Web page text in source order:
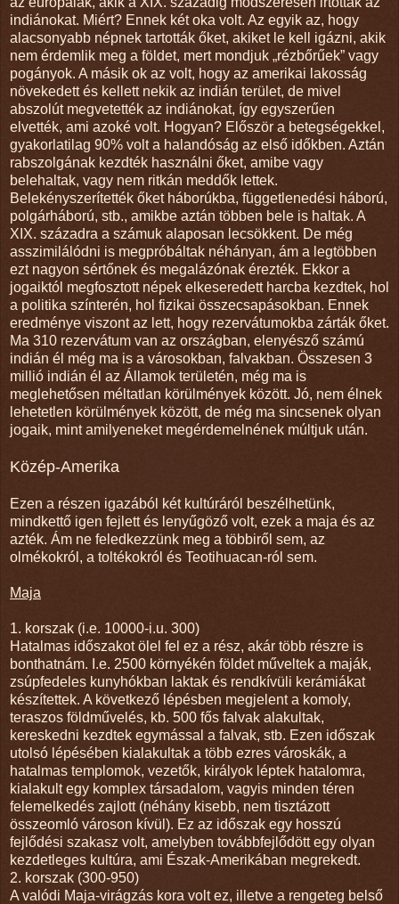
indiánokat. Miért? Ennek két oka volt. Az egyik az, hogy
alacsonyabb népnek tartották őket, akiket le kell igázni, akik
nem érdemlik meg a földet, mert mondjuk „rézbőrűek” vagy
pogányok. A másik ok az volt, hogy az amerikai lakosság
növekedett és kellett nekik az indián terület, de mivel
abszolút megvetették az indiánokat, így egyszerűen
elvették, ami azoké volt. Hogyan? Először a betegségekkel,
gyakorlatilag 90% volt a halandóság az első időkben. Aztán
rabszolgának kezdték használni őket, amibe vagy
belehaltak, vagy nem ritkán meddők lettek.
Belekényszerítették őket háborúkba, függetlenedési háború,
polgárháború, stb., amikbe aztán többen bele is haltak. A
XIX. századra a számuk alaposan lecsökkent. De még
asszimilálódni is megpróbáltak néhányan, ám a legtöbben
ezt nagyon sértőnek és megalázónak érezték. Ekkor a
jogaiktól megfosztott népek elkeseredett harcba kezdtek, hol
a politika színterén, hol fizikai összecsapásokban. Ennek
eredménye viszont az lett, hogy rezervátumokba zárták őket.
Ma 310 rezervátum van az országban, elenyésző számú
indián él még ma is a városokban, falvakban. Összesen 3
millió indián él az Államok területén, még ma is
meglehetősen méltatlan körülmények között. Jó, nem élnek
lehetetlen körülmények között, de még ma sincsenek olyan
jogaik, mint amilyeneket megérdemelnének múltjuk után.
Közép-Amerika
Ezen a részen igazából két kultúráról beszélhetünk,
mindkettő igen fejlett és lenyűgöző volt, ezek a maja és az
azték. Ám ne feledkezzünk meg a többiről sem, az
olmékokról, a toltékokról és Teotihuacan-ról sem.
Maja
1. korszak (i.e. 10000-i.u. 300)
Hatalmas időszakot ölel fel ez a rész, akár több részre is
bonthatnám. I.e. 2500 környékén földet műveltek a maják,
zsúpfedeles kunyhókban laktak és rendkívüli kerámiákat
készítettek. A következő lépésben megjelent a komoly,
teraszos földművelés, kb. 500 fős falvak alakultak,
kereskedni kezdtek egymással a falvak, stb. Ezen időszak
utolsó lépésében kialakultak a több ezres városkák, a
hatalmas templomok, vezetők, királyok léptek hatalomra,
kialakult egy komplex társadalom, vagyis minden téren
felemelkedés zajlott (néhány kisebb, nem tisztázott
összeomló városon kívül). Ez az időszak egy hosszú
fejlődési szakasz volt, amelyben továbbfejlődött egy olyan
kezdetleges kultúra, ami Észak-Amerikában megrekedt.
2. korszak (300-950)
A valódi Maja-virágzás kora volt ez, illetve a rengeteg belső